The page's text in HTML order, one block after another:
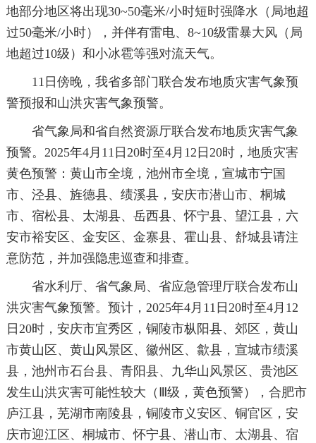
地部分地区将出现30~50毫米/小时短时强降水（局地超
过50毫米/小时），并伴有雷电、8~10级雷暴大风（局
地超过10级）和小冰雹等强对流天气。
11日傍晚，我省多部门联合发布地质灾害气象预
警预报和山洪灾害气象预警。
省气象局和省自然资源厅联合发布地质灾害气象
预警。2025年4月11日20时至4月12日20时，地质灾害
黄色预警：黄山市全境，池州市全境，宣城市宁国
市、泾县、旌德县、绩溪县，安庆市潜山市、桐城
市、宿松县、太湖县、岳西县、怀宁县、望江县，六
安市裕安区、金安区、金寨县、霍山县、舒城县请注
意防范，并加强隐患巡查和排查。
省水利厅、省气象局、省应急管理厅联合发布山
洪灾害气象预警。预计，2025年4月11日20时至4月12
日20时，安庆市宜秀区，铜陵市枞阳县、郊区，黄山
市黄山区、黄山风景区、徽州区、歙县，宣城市绩溪
县，池州市石台县、青阳县、九华山风景区、贵池区
发生山洪灾害可能性较大（Ⅲ级，黄色预警），合肥市
庐江县，芜湖市南陵县，铜陵市义安区、铜官区，安
庆市迎江区、桐城市、怀宁县、潜山市、太湖县、宿